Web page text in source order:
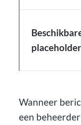
Wanneer
een